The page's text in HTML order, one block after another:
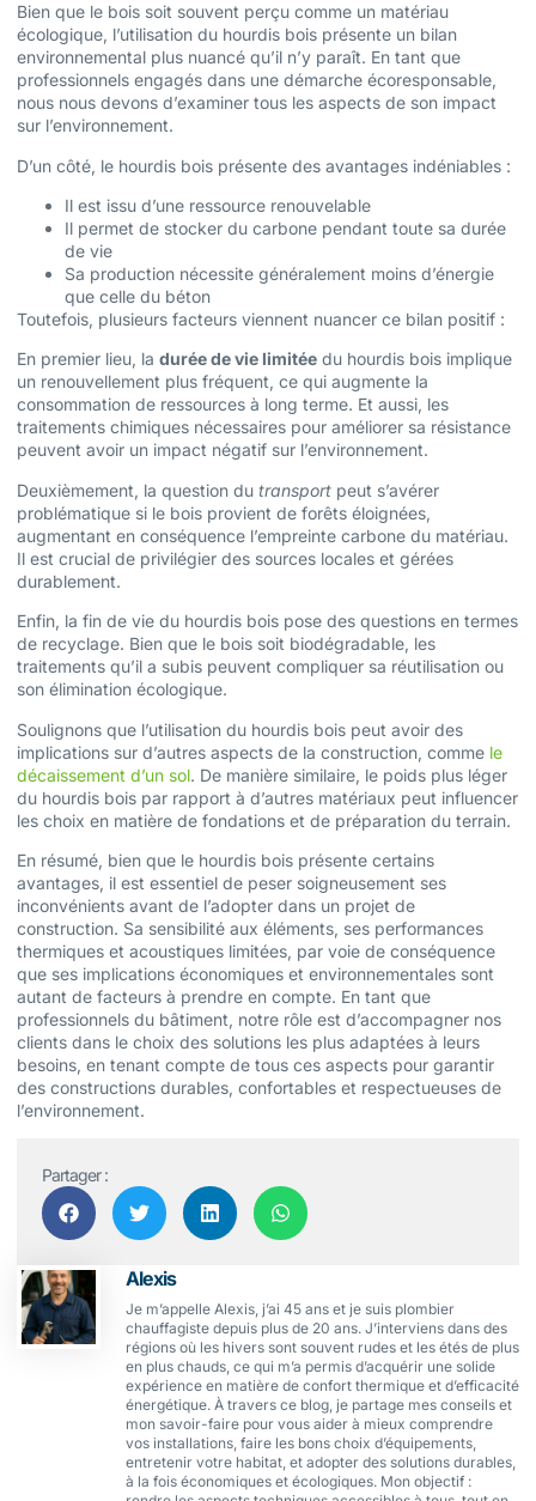
Bien que le bois soit souvent perçu comme un matériau
écologique, l’utilisation du hourdis bois présente un bilan
environnemental plus nuancé qu’il n’y paraît. En tant que
professionnels engagés dans une démarche écoresponsable,
nous nous devons d’examiner tous les aspects de son impact
sur l’environnement.
D’un côté, le hourdis bois présente des avantages indéniables :
Il est issu d’une ressource renouvelable
Il permet de stocker du carbone pendant toute sa durée
de vie
Sa production nécessite généralement moins d’énergie
que celle du béton
Toutefois, plusieurs facteurs viennent nuancer ce bilan positif :
En premier lieu, la durée de vie limitée du hourdis bois implique
un renouvellement plus fréquent, ce qui augmente la
consommation de ressources à long terme. Et aussi, les
traitements chimiques nécessaires pour améliorer sa résistance
peuvent avoir un impact négatif sur l’environnement.
Deuxièmement, la question du transport peut s’avérer
problématique si le bois provient de forêts éloignées,
augmentant en conséquence l’empreinte carbone du matériau.
Il est crucial de privilégier des sources locales et gérées
durablement.
Enfin, la fin de vie du hourdis bois pose des questions en termes
de recyclage. Bien que le bois soit biodégradable, les
traitements qu’il a subis peuvent compliquer sa réutilisation ou
son élimination écologique.
Soulignons que l’utilisation du hourdis bois peut avoir des
implications sur d’autres aspects de la construction, comme le
décaissement d’un sol. De manière similaire, le poids plus léger
du hourdis bois par rapport à d’autres matériaux peut influencer
les choix en matière de fondations et de préparation du terrain.
En résumé, bien que le hourdis bois présente certains
avantages, il est essentiel de peser soigneusement ses
inconvénients avant de l’adopter dans un projet de
construction. Sa sensibilité aux éléments, ses performances
thermiques et acoustiques limitées, par voie de conséquence
que ses implications économiques et environnementales sont
autant de facteurs à prendre en compte. En tant que
professionnels du bâtiment, notre rôle est d’accompagner nos
clients dans le choix des solutions les plus adaptées à leurs
besoins, en tenant compte de tous ces aspects pour garantir
des constructions durables, confortables et respectueuses de
l’environnement.
Partager :
Alexis
Je m’appelle Alexis, j’ai 45 ans et je suis plombier
chauffagiste depuis plus de 20 ans. J’interviens dans des
régions où les hivers sont souvent rudes et les étés de plus
en plus chauds, ce qui m’a permis d’acquérir une solide
expérience en matière de confort thermique et d’efficacité
énergétique. À travers ce blog, je partage mes conseils et
mon savoir-faire pour vous aider à mieux comprendre
vos installations, faire les bons choix d’équipements,
entretenir votre habitat, et adopter des solutions durables,
à la fois économiques et écologiques. Mon objectif :